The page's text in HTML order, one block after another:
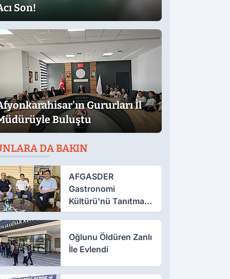
Son!
Gururları İl
Buluştu
DA BAKIN
AFGASDER
Gastronomi
Kültürü'nü Tanıtmak
İçin Çalışıyor
Oğlunu Öldüren Zanlı
İle Evlendi